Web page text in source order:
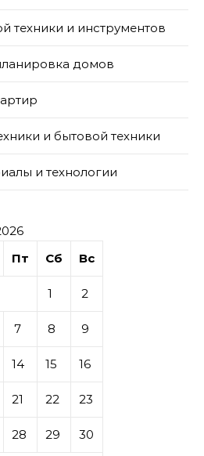
техники и инструментов
домов
и бытовой техники
и технологии
Пт Сб Вс
1 2
7 8 9
14 15 16
21 22 23
28 29 30